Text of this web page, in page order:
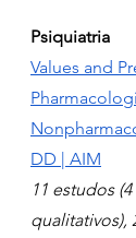
Psiquiatria
Values and
DD | AIM
11 estudos
qualitativos),